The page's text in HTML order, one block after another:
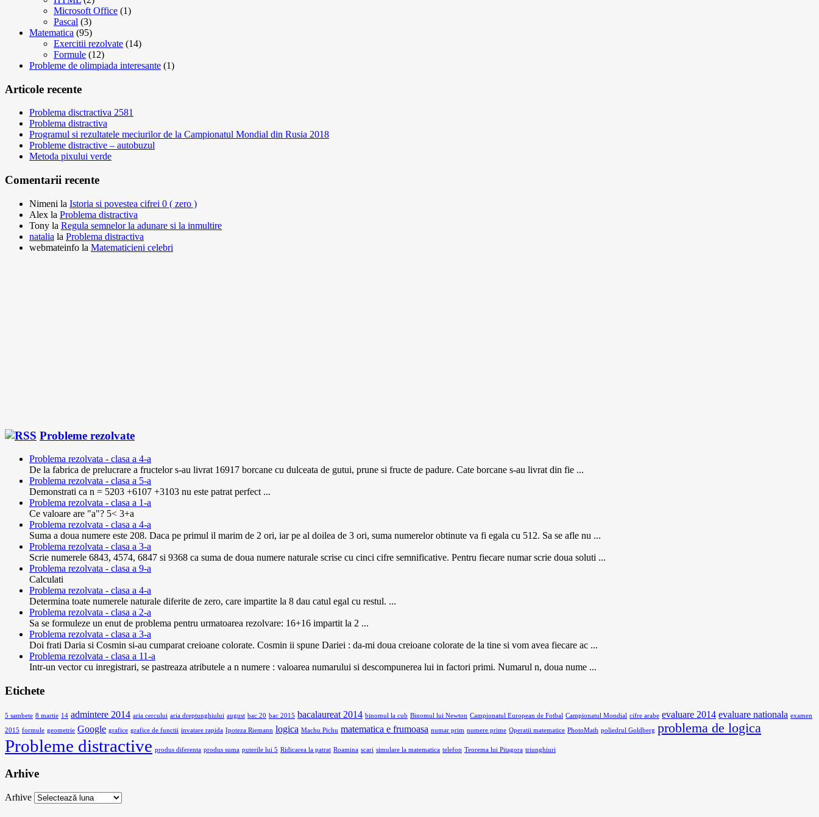
Microsoft Office (1)
Pascal (3)
Matematica (95)
Exercitii rezolvate (14)
Formule (12)
Probleme de olimpiada interesante (1)
Articole recente
Problema disctractiva 2581
Problema distractiva
Programul si rezultatele meciurilor de la Campionatul Mondial din Rusia 2018
Probleme distractive – autobuzul
Metoda pixului verde
Comentarii recente
Nimeni la Istoria si povestea cifrei 0 ( zero )
Alex la Problema distractiva
Tony la Regula semnelor la adunare si la inmultire
natalia la Problema distractiva
webmateinfo la Matematicieni celebri
Probleme rezolvate
Problema rezolvata - clasa a 4-a
De la fabrica de prelucrare a fructelor s-au livrat 16917 borcane cu dulceata de gutui, prune si fructe de padure. Cate borcane s-au livrat din fie ...
Problema rezolvata - clasa a 5-a
Demonstrati ca n = 5203 +6107 +3103 nu este patrat perfect ...
Problema rezolvata - clasa a 1-a
Ce valoare are "a"? 5< 3+a
Problema rezolvata - clasa a 4-a
Suma a doua numere este 208. Daca pe primul il marim de 2 ori, iar pe al doilea de 3 ori, suma numerelor obtinute va fi egala cu 512. Sa se afle nu ...
Problema rezolvata - clasa a 3-a
Scrie numerele 6843, 4574, 6847 si 9368 ca suma de doua numere naturale scrise cu cinci cifre semnificative. Pentru fiecare numar scrie doua soluti ...
Problema rezolvata - clasa a 9-a
Calculati
Problema rezolvata - clasa a 4-a
Determina toate numerele naturale diferite de zero, care impartite la 8 dau catul egal cu restul. ...
Problema rezolvata - clasa a 2-a
Sa se formuleze un enut de problema pentru urmatoarea rezolvare: 16+16 impartit la 2 ...
Problema rezolvata - clasa a 3-a
Doi frati Daria si Cosmin si-au cumparat creioane colorate. Cosmin ii spune Dariei : da-mi doua creioane colorate de la tine si vom avea fiecare ac ...
Problema rezolvata - clasa a 11-a
Intr-un vector cu inregistrari, se pastreaza atributele a n numere : valoarea numarului si descompunerea lui in factori primi. Numarul n, doua nume ...
Etichete
5 sambete 8 martie 14 admintere 2014 aria cercului aria dreptunghiului august bac 20 bac 2015 bacalaureat 2014 binomul la cub Binomul lui Newton Campionatul European de Fotbal Campionatul Mondial cifre arabe evaluare 2014 evaluare nationala examen
2015 formule geometrie Google grafice grafice de functii invatare rapida Ipoteza Riemann logica Machu Pichu matematica e frumoasa numar prim numere prime Operatii matematice PhotoMath poliedrul Goldberg problema de logica
Probleme distractive produs diferenta produs suma puterile lui 5 Ridicarea la patrat Roamina scari simulare la matematica telefon Teorema lui Pitagora triunghiuri
Arhive
Arhive